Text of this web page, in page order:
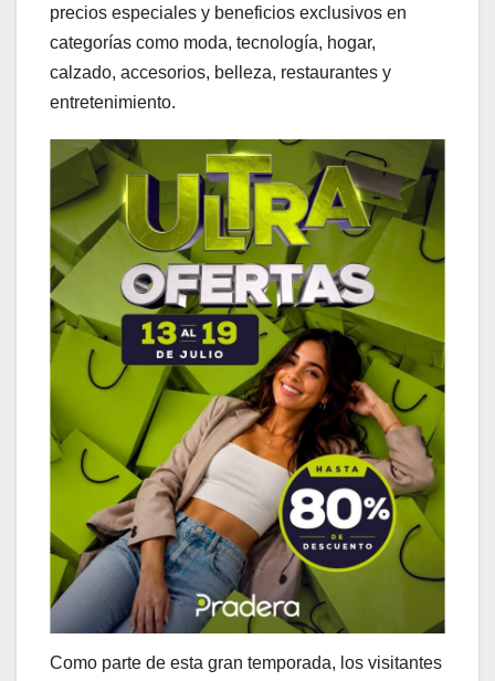
precios especiales y beneficios exclusivos en
categorías como moda, tecnología, hogar,
calzado, accesorios, belleza, restaurantes y
entretenimiento.
Como parte de esta gran temporada, los visitantes